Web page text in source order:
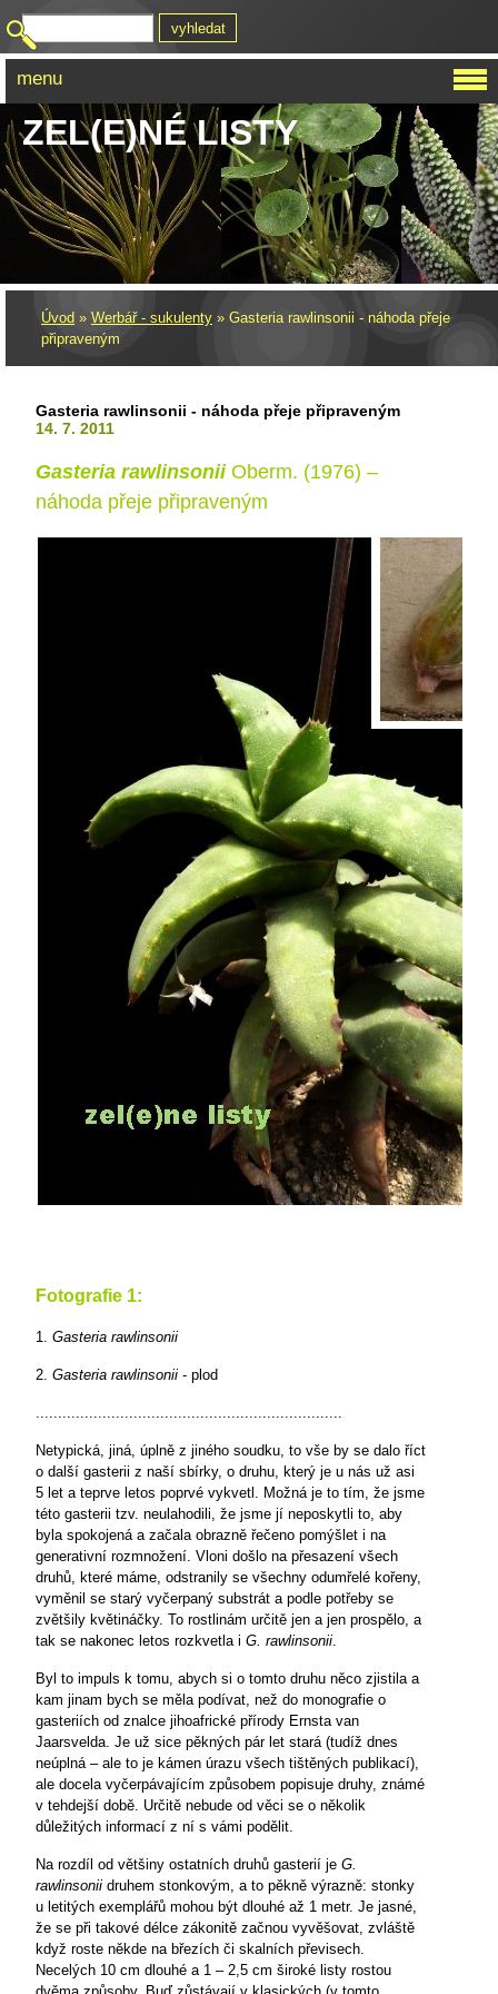
ZEL(E)NÉ LISTY
Úvod » Werbář - sukulenty » Gasteria rawlinsonii - náhoda přeje
připraveným
Gasteria rawlinsonii - náhoda přeje připraveným
14. 7. 2011
Gasteria rawlinsonii Oberm. (1976) –
náhoda přeje připraveným
Fotografie 1:
1. Gasteria rawlinsonii
2. Gasteria rawlinsonii - plod
.....................................................................
Netypická, jiná, úplně z jiného soudku, to vše by se dalo říct
o další gasterii z naší sbírky, o druhu, který je u nás už asi
5 let a teprve letos poprvé vykvetl. Možná je to tím, že jsme
této gasterii tzv. neulahodili, že jsme jí neposkytli to, aby
byla spokojená a začala obrazně řečeno pomýšlet i na
generativní rozmnožení. Vloni došlo na přesazení všech
druhů, které máme, odstranily se všechny odumřelé kořeny,
vyměnil se starý vyčerpaný substrát a podle potřeby se
zvětšily květináčky. To rostlinám určitě jen a jen prospělo, a
tak se nakonec letos rozkvetla i G. rawlinsonii.
Byl to impuls k tomu, abych si o tomto druhu něco zjistila a
kam jinam bych se měla podívat, než do monografie o
gasteriích od znalce jihoafrické přírody Ernsta van
Jaarsvelda. Je už sice pěkných pár let stará (tudíž dnes
neúplná – ale to je kámen úrazu všech tištěných publikací),
ale docela vyčerpávajícím způsobem popisuje druhy, známé
v tehdejší době. Určitě nebude od věci se o několik
důležitých informací z ní s vámi podělit.
Na rozdíl od většiny ostatních druhů gasterií je G.
rawlinsonii druhem stonkovým, a to pěkně výrazně: stonky
u letitých exemplářů mohou být dlouhé až 1 metr. Je jasné,
že se při takové délce zákonitě začnou vyvěšovat, zvláště
když roste někde na březích či skalních převisech.
Necelých 10 cm dlouhé a 1 – 2,5 cm široké listy rostou
menu